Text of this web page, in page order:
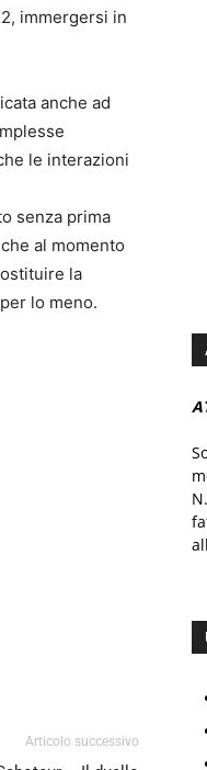
immergersi in
anche ad
le interazioni
senza prima
al momento
la
lo meno.
Articolo successivo